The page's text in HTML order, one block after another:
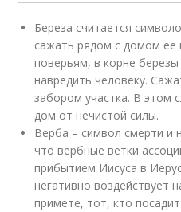
Береза считается
сажать рядом с домом ее
поверьям, в корне
навредить человеку.
забором участка. В этом
дом от нечистой силы.
Верба – символ смерти и
что вербные ветки
прибытием Иисуса в
негативно воздействует
примете, тот, кто